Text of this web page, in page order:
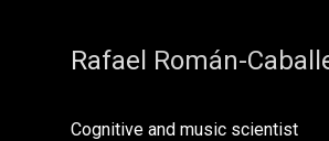
Rafael Román-
Cognitive and music scientist